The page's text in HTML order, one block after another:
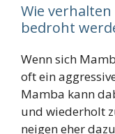
Wie
bedroht
Wenn sich
oft ein
Mamba kann
und wiederholt
neigen eher